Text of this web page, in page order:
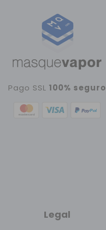
Pago SSL100% seguro
Legal